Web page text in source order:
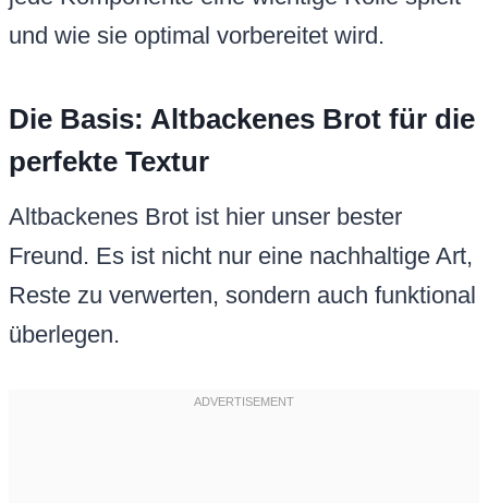
und wie sie optimal vorbereitet wird.
Die Basis: Altbackenes Brot für die
perfekte Textur
Altbackenes Brot ist hier unser bester
Freund. Es ist nicht nur eine nachhaltige Art,
Reste zu verwerten, sondern auch funktional
überlegen.